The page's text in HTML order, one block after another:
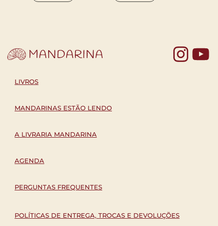
LIVROS
MANDARINAS ESTÃO LENDO
A LIVRARIA MANDARINA
AGENDA
PERGUNTAS FREQUENTES
POLÍTICAS DE ENTREGA, TROCAS E DEVOLUÇÕES